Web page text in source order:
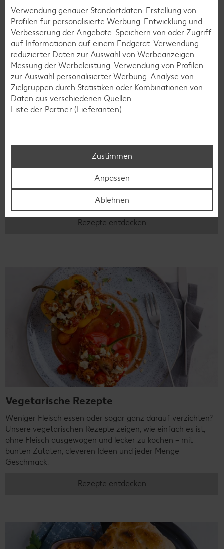
Laktosefreie Rezepte
Laktoseintoleranz muss dich kulinarisch nicht ausbremsen,
denn es geht auch ohne. Unsere laktosefreien Rezepte
bringen Vielfalt auf den Tisch – für große und kleine
Genießer, für die Lunchbox oder das Abendessen.
Rezepte entdecken
Vegetarische Rezepte
Weniger Fleisch essen oder sogar ganz darauf verzichten?
Unsere vegetarischen Rezepte zeigen, wie einfach es ist,
ohne Fleisch ausgewogen und lecker zu kochen – mit
bunten Zutaten, cleveren Ideen und jeder Menge
Geschmack.
Rezepte entdecken
Verwendung genauer Standortdaten. Erstellung von
Profilen für personalisierte Werbung. Entwicklung und
Verbesserung der Angebote. Speichern von oder Zugriff
auf Informationen auf einem Endgerät. Verwendung
reduzierter Daten zur Auswahl von Werbeanzeigen.
Messung der Werbeleistung. Verwendung von Profilen
zur Auswahl personalisierter Werbung. Analyse von
Zielgruppen durch Statistiken oder Kombinationen von
Daten aus verschiedenen Quellen.
Liste der Partner (Lieferanten)
Zustimmen
Anpassen
Ablehnen